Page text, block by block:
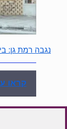
נגבה רמת גן:
קראו